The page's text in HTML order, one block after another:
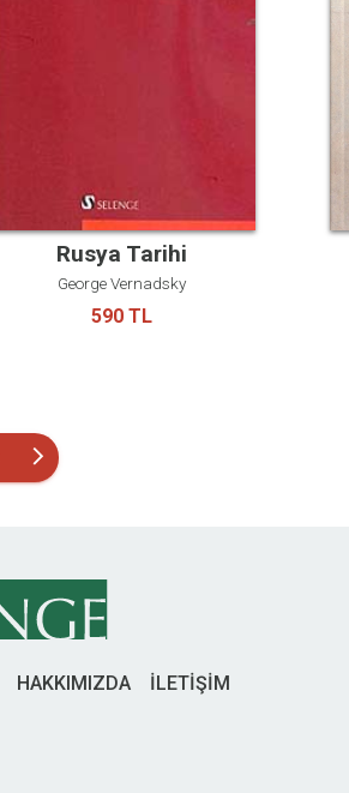
Rusya Tarihi
George Vernadsky
590 TL
arrow_forward_ios
HAKKIMIZDA İLETİŞİM